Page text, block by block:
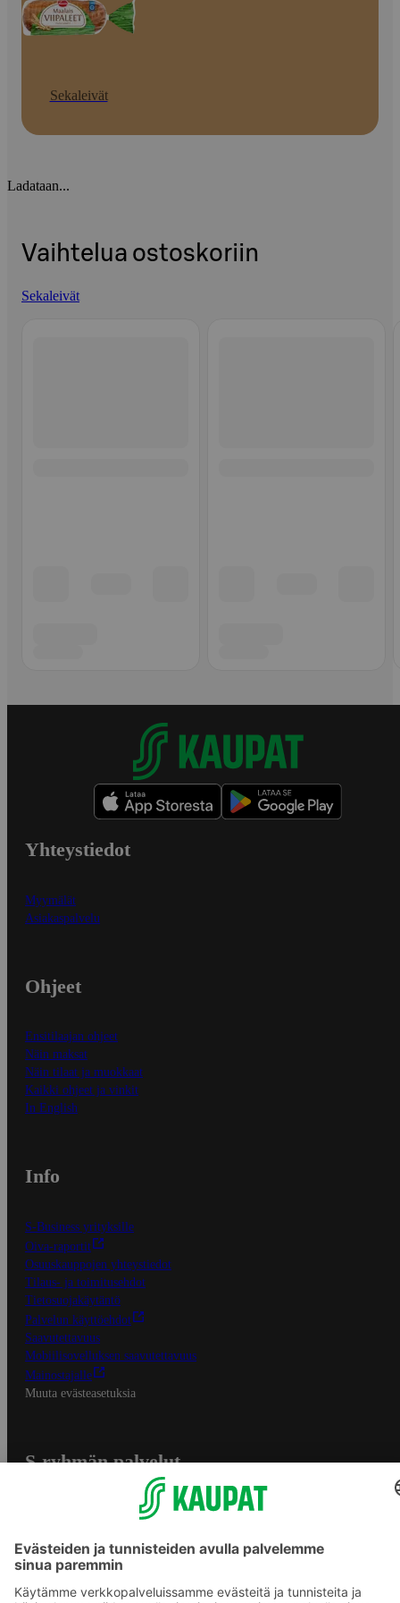
Sekaleivät
Ladataan...
Vaihtelua ostoskoriin
Sekaleivät
Yhteystiedot
Myymälät
Asiakaspalvelu
Ohjeet
Ensitilaajan ohjeet
Näin maksat
Näin tilaat ja muokkaat
Kaikki ohjeet ja vinkit
In English
Info
S-Business yrityksille
Oiva-raportit
Osuuskauppojen yhteystiedot
Tilaus- ja toimitusehdot
Tietosuojakäytäntö
Palvelun käyttöehdot
Saavutettavuus
Mobiilisovelluksen saavutettavuus
Mainostajalle
Muuta evästeasetuksia
S-ryhmän palvelut
Yhteishyvä Ruoka -sovellus
S-ostoslista -sovellus
Prisma.fi